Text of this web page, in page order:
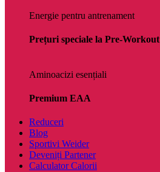
Energie pentru antrenament
Prețuri speciale la Pre-Workout
Aminoacizi esențiali
Premium EAA
Reduceri
Blog
Sportivi Weider
Deveniți Partener
Calculator Calorii